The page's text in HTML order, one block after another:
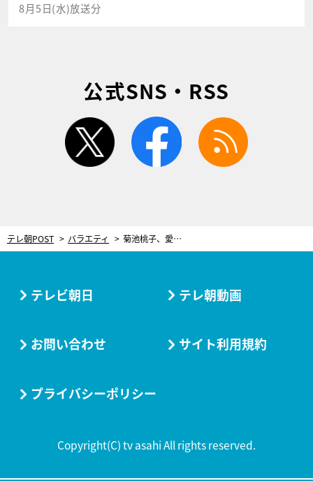
8月5日(水)放送分
公式SNS・RSS
twitter facebook
テレ朝POST バラエティ 菊池桃子、愛犬を救った命の恩人と“再会”。獣医師が語る10年越しの思いに涙止まらず
テレビ朝日 テレ朝動画
お問い合わせ サイト利用規約
プライバシーポリシー
Copyright(C) tv asahi All rights reserved.